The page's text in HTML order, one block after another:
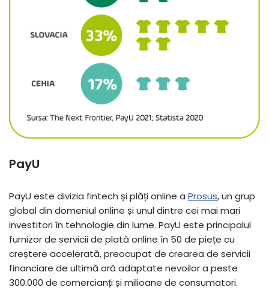
PayU
PayU este divizia fintech și plăți online a Prosus, un grup
global din domeniul online și unul dintre cei mai mari
investitori în tehnologie din lume. PayU este principalul
furnizor de servicii de plată online în 50 de piețe cu
creștere accelerată, preocupat de crearea de servicii
financiare de ultimă oră adaptate nevoilor a peste
300.000 de comercianți și milioane de consumatori.